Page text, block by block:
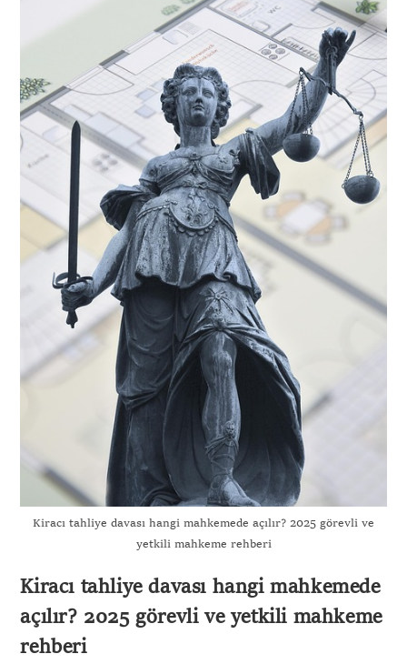
Kiracı tahliye davası hangi mahkemede açılır? 2025 görevli ve
yetkili mahkeme rehberi
Kiracı tahliye davası hangi mahkemede
açılır? 2025 görevli ve yetkili mahkeme
rehberi